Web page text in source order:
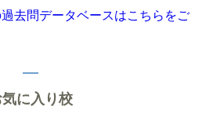
去問データベースはこちらをご
気に入り校